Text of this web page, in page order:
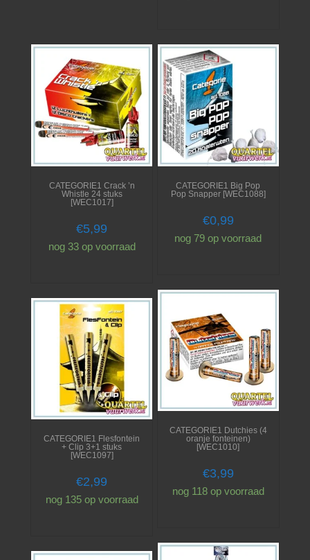
CATEGORIE1 Big Pop
Pop Snapper [WEC1088]
€0,99
nog 79 op voorraad
CATEGORIE1 Crack ’n
Whistle 24 stuks
[WEC1017]
€5,99
nog 33 op voorraad
CATEGORIE1 Dutchies (4
oranje fonteinen)
[WEC1010]
€3,99
nog 118 op voorraad
CATEGORIE1 Flesfontein
+ Clip 3+1 stuks
[WEC1097]
€2,99
nog 135 op voorraad